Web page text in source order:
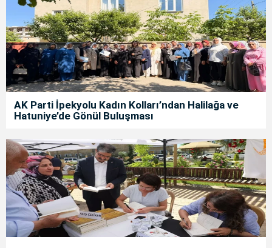
AK Parti İpekyolu Kadın Kolları’ndan Halilağa ve
Hatuniye’de Gönül Buluşması